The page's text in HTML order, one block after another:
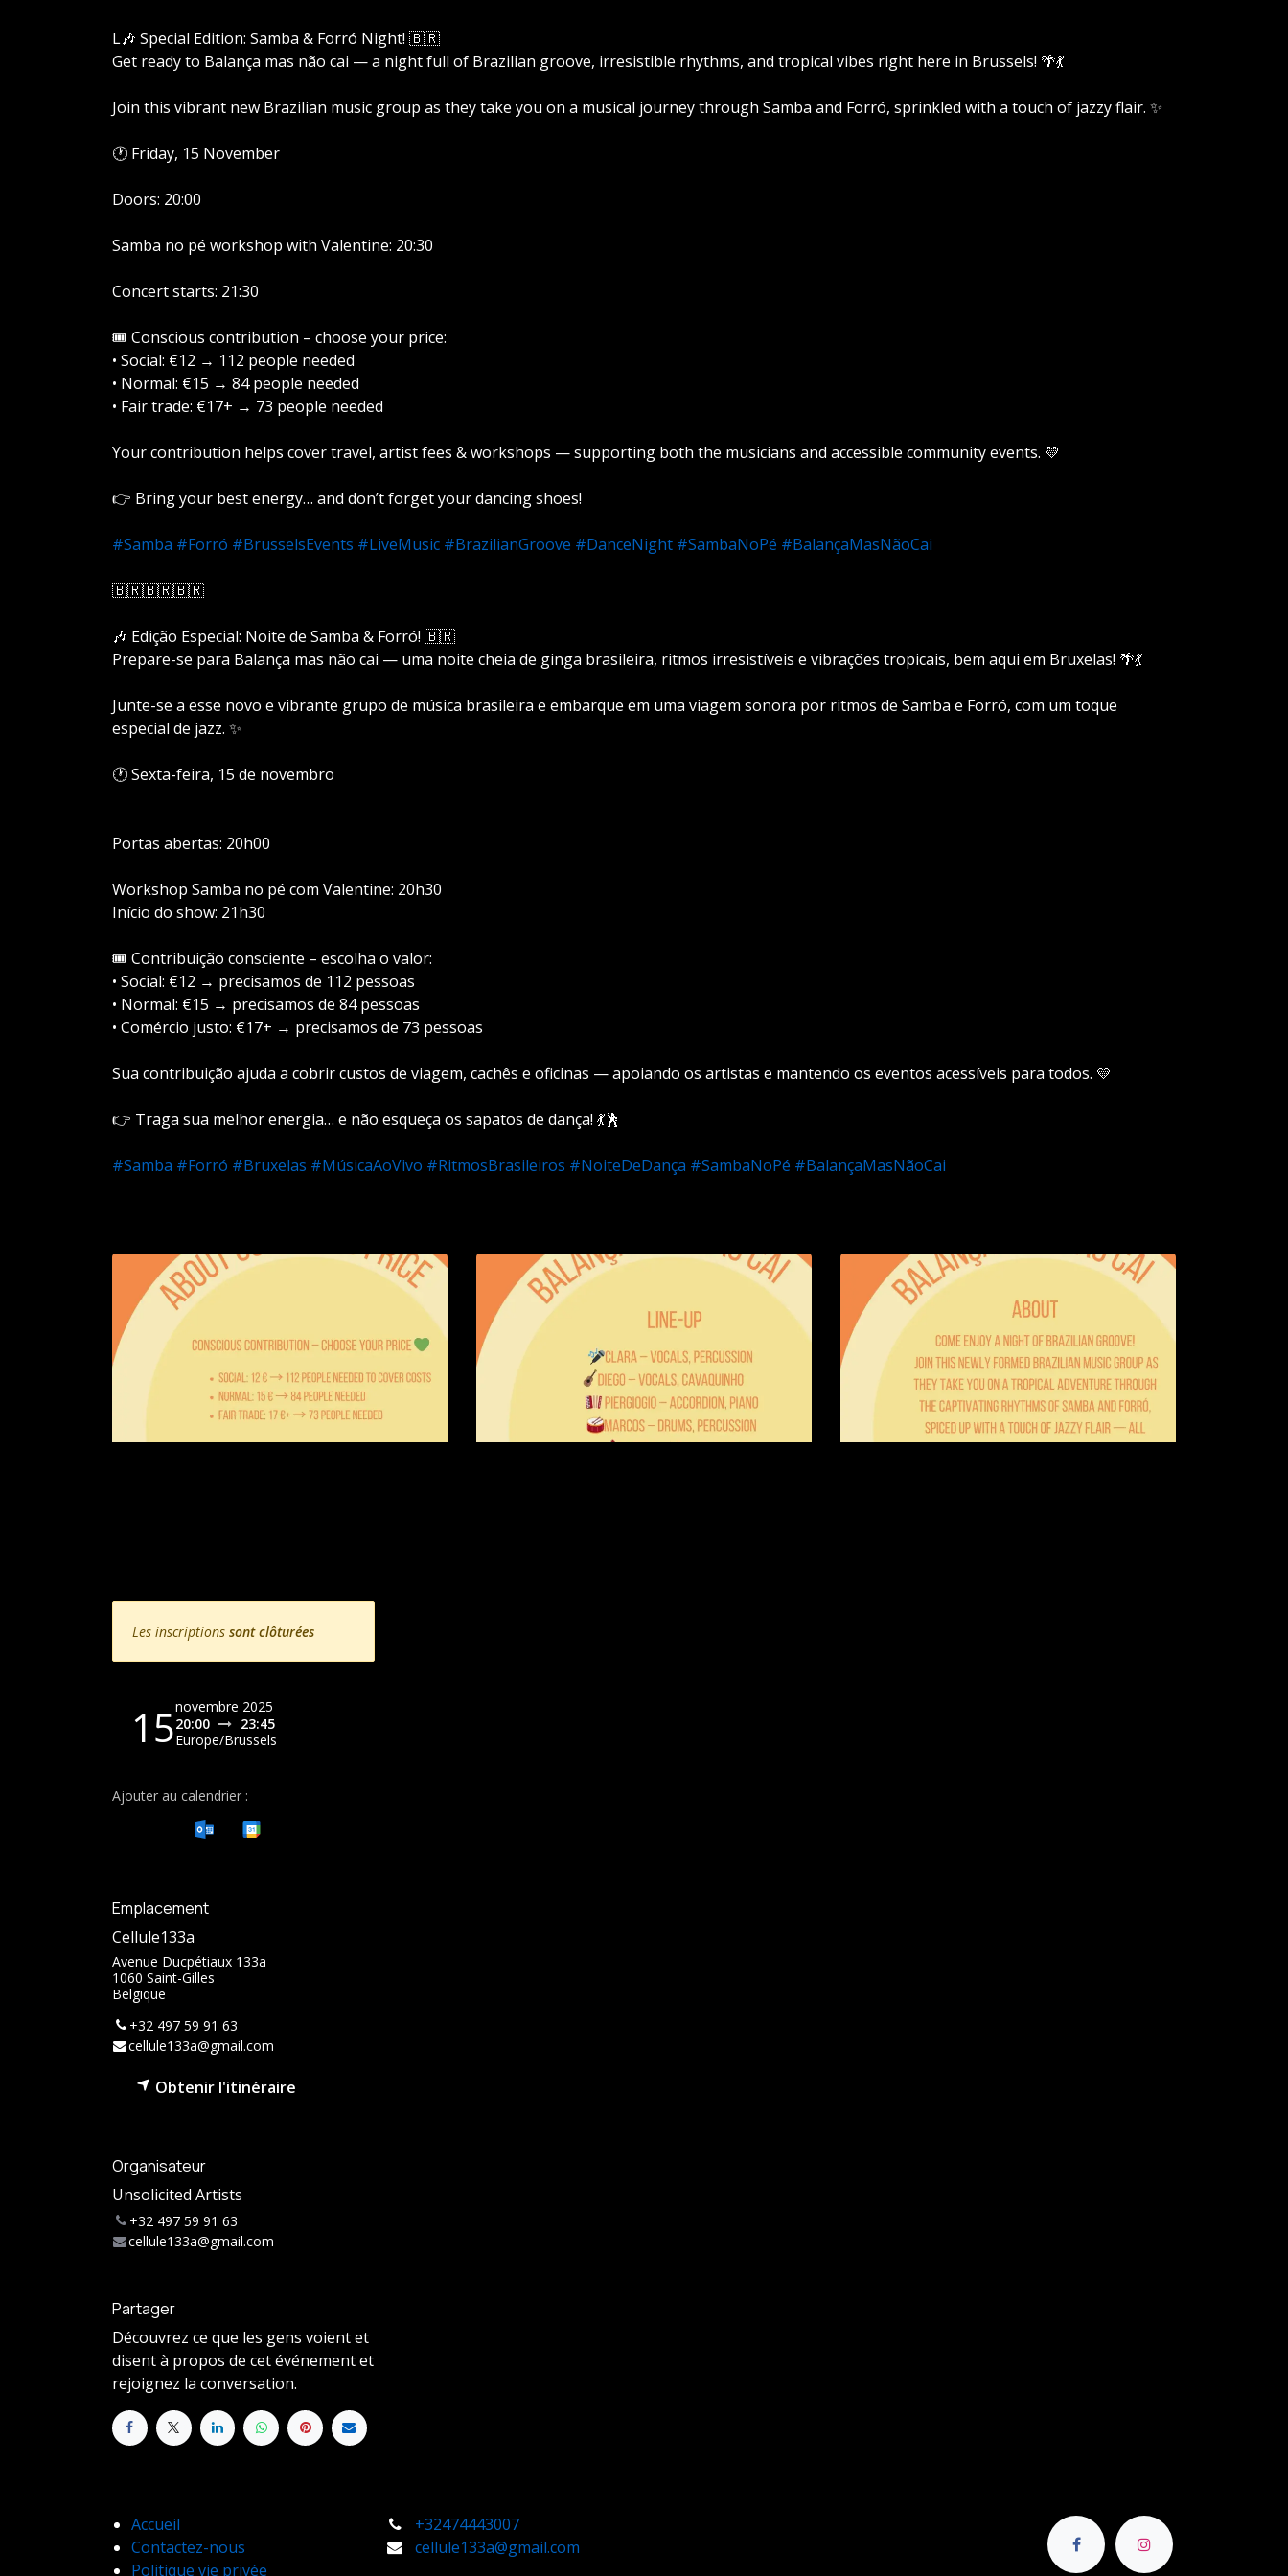
L🎶 Special Edition: Samba & Forró Night! 🇧🇷
Get ready to Balança mas não cai — a night full of Brazilian groove, irresistible rhythms, and tropical vibes right here in Brussels! 🌴💃
Join this vibrant new Brazilian music group as they take you on a musical journey through Samba and Forró, sprinkled with a touch of jazzy flair. ✨
🕐 Friday, 15 November
Doors: 20:00
Samba no pé workshop with Valentine: 20:30
Concert starts: 21:30
🎟️ Conscious contribution – choose your price:
• Social: €12 → 112 people needed
• Normal: €15 → 84 people needed
• Fair trade: €17+ → 73 people needed
Your contribution helps cover travel, artist fees & workshops — supporting both the musicians and accessible community events. 💛
👉 Bring your best energy… and don’t forget your dancing shoes!
#Samba #Forró #BrusselsEvents #LiveMusic #BrazilianGroove #DanceNight #SambaNoPé #BalançaMasNãoCai
🇧🇷🇧🇷🇧🇷
🎶 Edição Especial: Noite de Samba & Forró! 🇧🇷
Prepare-se para Balança mas não cai — uma noite cheia de ginga brasileira, ritmos irresistíveis e vibrações tropicais, bem aqui em Bruxelas! 🌴💃
Junte-se a esse novo e vibrante grupo de música brasileira e embarque em uma viagem sonora por ritmos de Samba e Forró, com um toque
especial de jazz. ✨
🕐 Sexta-feira, 15 de novembro
Portas abertas: 20h00
Workshop Samba no pé com Valentine: 20h30
Início do show: 21h30
🎟️ Contribuição consciente – escolha o valor:
• Social: €12 → precisamos de 112 pessoas
• Normal: €15 → precisamos de 84 pessoas
• Comércio justo: €17+ → precisamos de 73 pessoas
Sua contribuição ajuda a cobrir custos de viagem, cachês e oficinas — apoiando os artistas e mantendo os eventos acessíveis para todos. 💛
👉 Traga sua melhor energia… e não esqueça os sapatos de dança! 💃🕺
#Samba #Forró #Bruxelas #MúsicaAoVivo #RitmosBrasileiros #NoiteDeDança #SambaNoPé #BalançaMasNãoCai
Les inscriptions sont clôturées
15novembre 2025
20:00
23:45
Europe/Brussels
Ajouter au calendrier :
Emplacement
Cellule133a
Avenue Ducpétiaux 133a
1060 Saint-Gilles
Belgique
+32 497 59 91 63
cellule133a@gmail.com
Obtenir l'itinéraire
Organisateur
Unsolicited Artists
+32 497 59 91 63
cellule133a@gmail.com
Partager
Découvrez ce que les gens voient et
disent à propos de cet événement et
rejoignez la conversation.
Accueil
Contactez-nous
Politique vie privée
+32474443007
cellule133a@gmail.com